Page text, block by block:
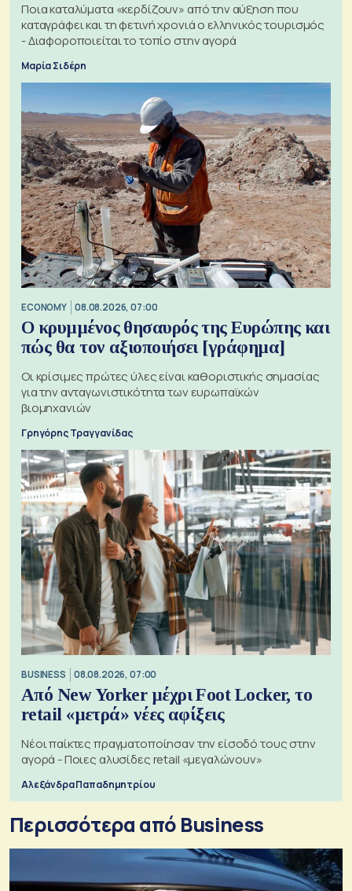
Ποια καταλύματα «κερδίζουν» από την αύξηση που
καταγράφει και τη φετινή χρονιά ο ελληνικός τουρισμός
- Διαφοροποιείται το τοπίο στην αγορά
Μαρία Σιδέρη
ECONOMY 08.08.2026, 07:00
Ο κρυμμένος θησαυρός της Ευρώπης και
πώς θα τον αξιοποιήσει [γράφημα]
Οι κρίσιμες πρώτες ύλες είναι καθοριστικής σημασίας
για την ανταγωνιστικότητα των ευρωπαϊκών
βιομηχανιών
Γρηγόρης Τραγγανίδας
BUSINESS 08.08.2026, 07:00
Από New Yorker μέχρι Foot Locker, το
retail «μετρά» νέες αφίξεις
Νέοι παίκτες πραγματοποίησαν την είσοδό τους στην
αγορά - Ποιες αλυσίδες retail «μεγαλώνουν»
Αλεξάνδρα Παπαδημητρίου
Περισσότερα από Business